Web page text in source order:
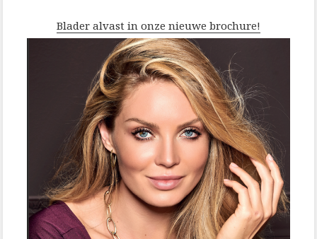
Blader alvast in onze nieuwe brochure!